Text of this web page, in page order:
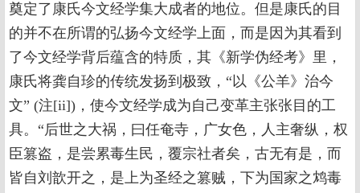
奠定了康氏今文经学集大成者的地位。但是康氏的目
的并不在所谓的弘扬今文经学上面，而是因为其看到
了今文经学背后蕴含的特质，其《新学伪经考》里，
康氏将龚自珍的传统发扬到极致，“以《公羊》治今
文” (注[ii])，使今文经学成为自己变革主张张目的工
具。“后世之大祸，曰任奄寺，广女色，人主奢纵，权
臣篡盗，是尝累毒生民，覆宗社者矣，古无有是，而
皆自刘歆开之，是上为圣经之篡贼，下为国家之鸩毒